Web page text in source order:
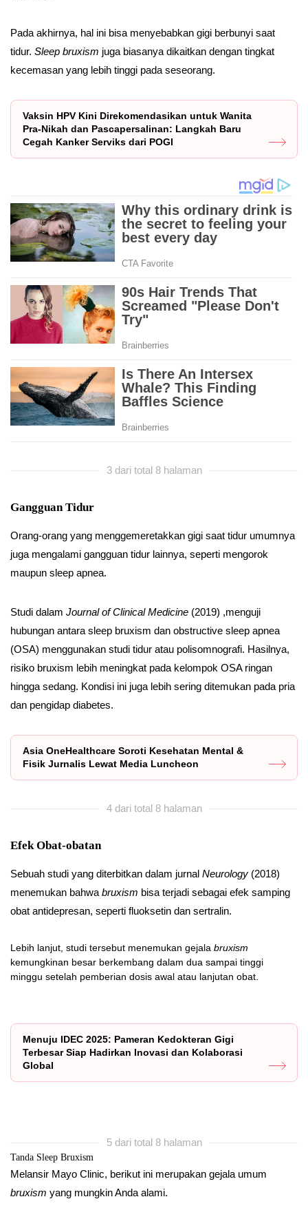
Pada akhirnya, hal ini bisa menyebabkan gigi berbunyi saat
tidur. Sleep bruxism juga biasanya dikaitkan dengan tingkat
kecemasan yang lebih tinggi pada seseorang.
Vaksin HPV Kini Direkomendasikan untuk Wanita
Pra-Nikah dan Pascapersalinan: Langkah Baru
Cegah Kanker Serviks dari POGI
3 dari total 8 halaman
Gangguan Tidur
Orang-orang yang menggemeretakkan gigi saat tidur umumnya
juga mengalami gangguan tidur lainnya, seperti mengorok
maupun sleep apnea.
Studi dalam Journal of Clinical Medicine (2019) ,menguji
hubungan antara sleep bruxism dan obstructive sleep apnea
(OSA) menggunakan studi tidur atau polisomnografi. Hasilnya,
risiko bruxism lebih meningkat pada kelompok OSA ringan
hingga sedang. Kondisi ini juga lebih sering ditemukan pada pria
dan pengidap diabetes.
Asia OneHealthcare Soroti Kesehatan Mental &
Fisik Jurnalis Lewat Media Luncheon
4 dari total 8 halaman
Efek Obat-obatan
Sebuah studi yang diterbitkan dalam jurnal Neurology (2018)
menemukan bahwa bruxism bisa terjadi sebagai efek samping
obat antidepresan, seperti fluoksetin dan sertralin.
Lebih lanjut, studi tersebut menemukan gejala bruxism
kemungkinan besar berkembang dalam dua sampai tinggi
minggu setelah pemberian dosis awal atau lanjutan obat.
Menuju IDEC 2025: Pameran Kedokteran Gigi
Terbesar Siap Hadirkan Inovasi dan Kolaborasi
Global
5 dari total 8 halaman
Tanda Sleep Bruxism
Melansir Mayo Clinic, berikut ini merupakan gejala umum
bruxism yang mungkin Anda alami.